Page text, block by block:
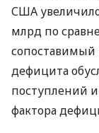
США
млрд по
дефицита
поступлений
фактора